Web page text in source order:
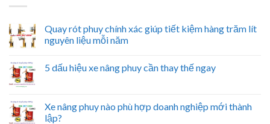
Quay rót phuy chính xác giúp tiết kiệm hàng trăm lít
nguyên liệu mỗi năm
5 dấu hiệu xe nâng phuy cần thay thế ngay
Xe nâng phuy nào phù hợp doanh nghiệp mới thành
lập?